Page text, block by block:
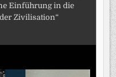
Einführung in die
Zivilisation“